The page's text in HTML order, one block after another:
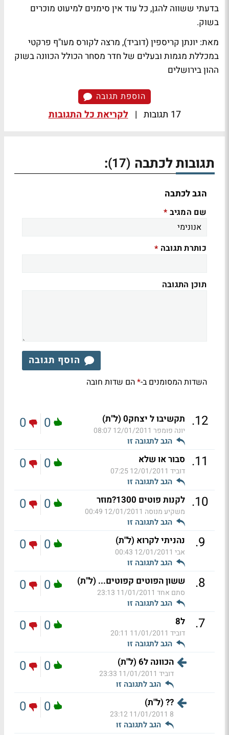
בדעתי ששווה להגן, כל עוד אין סימנים למיעוט מוכרים
בשוק.
מאת: יונתן קריספין (דוביד), מרצה לקורס מעו"ף פרקטי
במכללת מגמות ובעלים של חדר מסחר הכולל הכוונה בשוק
ההון בירושלים
הוספת תגובה
17 תגובות | לקריאת כל התגובות
תגובות לכתבה (17)
:
הגב לכתבה
שם המגיב *
כותרת תגובה *
תוכן התגובה
הוסף תגובה
השדות המסומנים ב-*הם שדות חובה
12
. תקשיבו ל יצחק0 (ל"ת)
יונה פומפר 12/01/2011 08:07
הגב לתגובה זו
0
0
11
. סבור או שלא
דוביד 12/01/2011 07:25
הגב לתגובה זו
0
0
10
. לקנות פוטים 1300?מוזר
משקיע מנוסה 12/01/2011 00:49
הגב לתגובה זו
0
0
9
. נהניתי לקרוא (ל"ת)
אבי 12/01/2011 00:43
הגב לתגובה זו
0
0
8
. ששון הפוטים קפוטים... (ל"ת)
סתם אחד 11/01/2011 23:13
הגב לתגובה זו
0
0
7
. ל8
דוביד 11/01/2011 20:11
הגב לתגובה זו
0
0
הכוונה ל6 (ל"ת)
דוביד 11/01/2011 23:33
הגב לתגובה זו
0
0
?? (ל"ת)
8
11/01/2011 23:12
הגב לתגובה זו
0
0